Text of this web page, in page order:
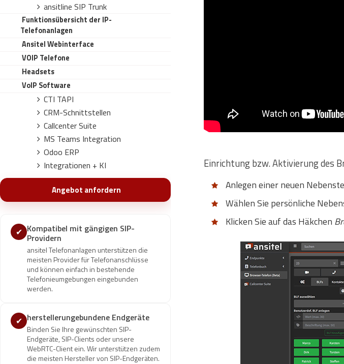
ansitline SIP Trunk
Funktionsübersicht der IP-
Telefonanlagen
ansitel Webinterface
VOIP Telefone
Headsets
VoIP Software
CTI TAPI
CRM-Schnittstellen
Callcenter Suite
MS Teams Integration
Odoo ERP
Integrationen + KI
Angebot anfordern
✔ Kompatibel mit gängigen SIP-
Providern
ansitel Telefonanlagen unterstützen die
meisten Provider für Telefonanschlüsse
und können einfach in bestehende
Telefonieumgebungen eingebunden
werden.
✔ herstellerungebundene Endgeräte
Binden Sie Ihre gewünschten SIP-
Endgeräte, SIP-Clients oder unsere
WebRTC-Client ein. Wir unterstützen zudem
die meisten Hersteller von SIP-Endgeräten.
Einrichtung bzw. Aktivierung des
Anlegen einer neuen
Wählen Sie persönliche
Klicken Sie auf das Häkchen